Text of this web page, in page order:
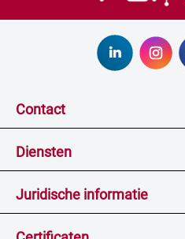
Contact
Diensten
Juridische informatie